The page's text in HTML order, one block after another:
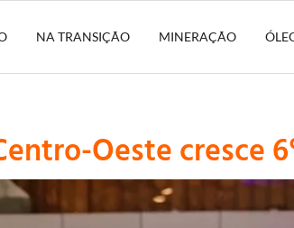
NA TRANSIÇÃO MINERAÇÃO
Oeste cresce